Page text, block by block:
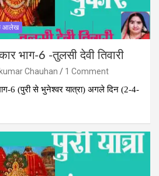
आलेख
भाग-6 -तुलसी देवी तिवारी
Chauhan
1 Comment
6 (पुरी से भुनेश्‍वर यात्रा) अगले दिन (2-4-